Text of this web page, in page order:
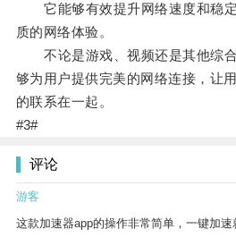
它能够有效提升网络速度和稳定
质的网络体验。
不论是游戏、视频还是其他综合
够为用户提供完美的网络连接，让
的联系在一起。
#3#
评论
游客
这款加速器app的操作非常简单，一键加速